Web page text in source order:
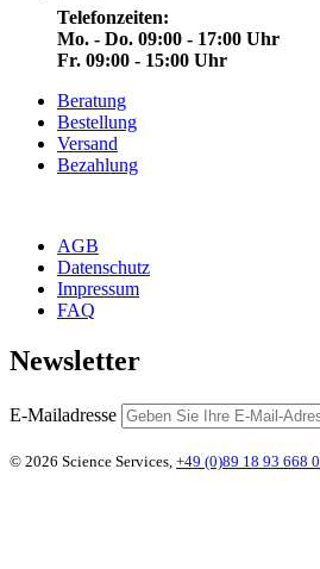
Telefonzeiten:
Mo. - Do. 09:00 - 17:00 Uhr
Fr. 09:00 - 15:00 Uhr
Beratung
Bestellung
Versand
Bezahlung
AGB
Datenschutz
Impressum
FAQ
Newsletter
E-Mailadresse
© 2026 Science Services, +49 (0)89 18 93 668 0